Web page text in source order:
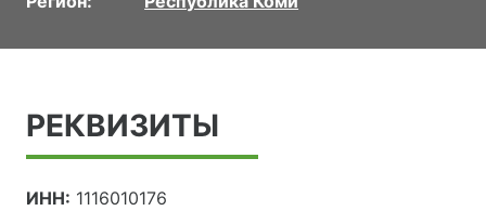
РЕКВИЗИТЫ
ИНН: 1116010176